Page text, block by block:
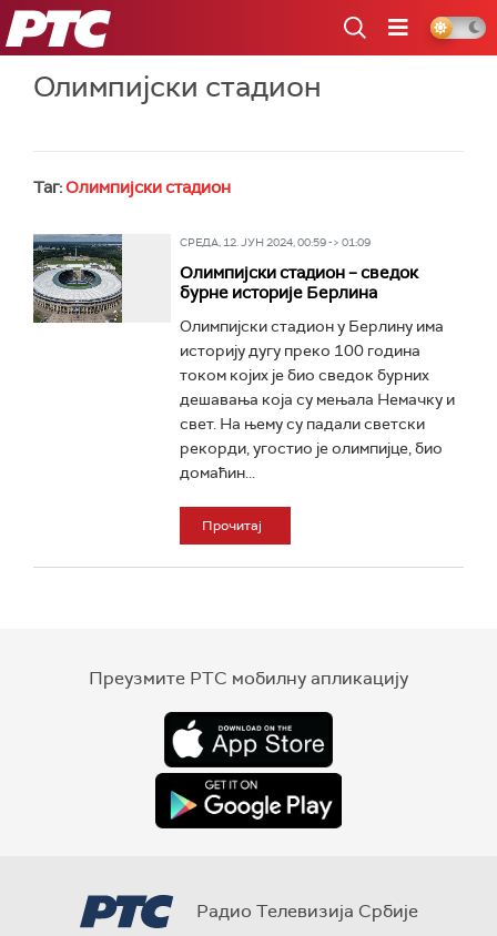
РТС
Олимпијски стадион
Таг:Олимпијски стадион
СРЕДА, 12. ЈУН 2024, 00:59 -> 01:09
Олимпијски стадион – сведок
бурне историје Берлина
Олимпијски стадион у Берлину има
историју дугу преко 100 година
током којих је био сведок бурних
дешавања која су мењала Немачку и
свет. На њему су падали светски
рекорди, угостио је олимпијце, био
домаћин...
Прочитај
Преузмите РТС мобилну апликацију
Радио Телевизија Србије